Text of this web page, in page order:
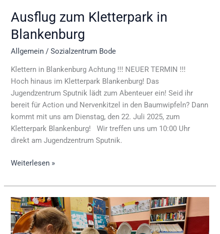
Ausflug zum Kletterpark in
Blankenburg
Allgemein /Sozialzentrum Bode
Klettern in Blankenburg Achtung !!! NEUER TERMIN !!!
Hoch hinaus im Kletterpark Blankenburg! Das
Jugendzentrum Sputnik lädt zum Abenteuer ein! Seid ihr
bereit für Action und Nervenkitzel in den Baumwipfeln? Dann
kommt mit uns am Dienstag, den 22. Juli 2025, zum
Kletterpark Blankenburg! Wir treffen uns um 10:00 Uhr
direkt am Jugendzentrum Sputnik.
Weiterlesen »
Treffen
der
Bücherwürmer